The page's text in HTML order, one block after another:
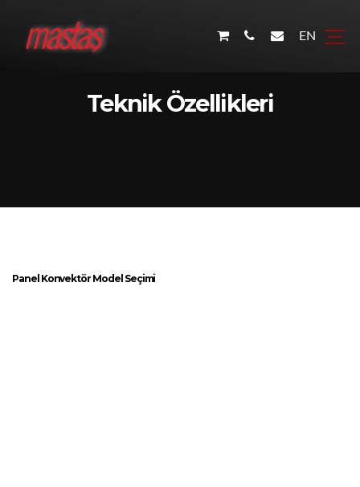
EN
Teknik Özellikleri
Panel Konvektör Model Seçimi